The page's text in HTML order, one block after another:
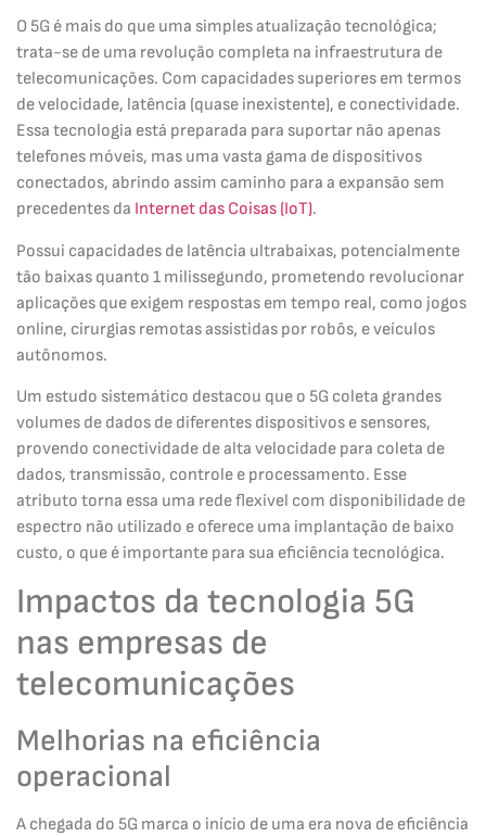
O 5G é mais do que uma simples atualização tecnológica;
trata-se de uma revolução completa na infraestrutura de
telecomunicações. Com capacidades superiores em termos
de velocidade, latência (quase inexistente), e conectividade.
Essa tecnologia está preparada para suportar não apenas
telefones móveis, mas uma vasta gama de dispositivos
conectados, abrindo assim caminho para a expansão sem
precedentes da Internet das Coisas (IoT).
Possui capacidades de latência ultrabaixas, potencialmente
tão baixas quanto 1 milissegundo, prometendo revolucionar
aplicações que exigem respostas em tempo real, como jogos
online, cirurgias remotas assistidas por robôs, e veículos
autônomos.
Um estudo sistemático destacou que o 5G coleta grandes
volumes de dados de diferentes dispositivos e sensores,
provendo conectividade de alta velocidade para coleta de
dados, transmissão, controle e processamento. Esse
atributo torna essa uma rede flexível com disponibilidade de
espectro não utilizado e oferece uma implantação de baixo
custo, o que é importante para sua eficiência tecnológica.
Impactos da tecnologia 5G
nas empresas de
telecomunicações
Melhorias na eficiência
operacional
A chegada do 5G marca o início de uma era nova de eficiência